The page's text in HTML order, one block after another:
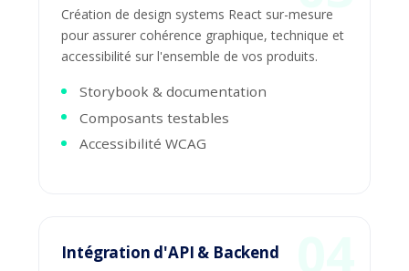
Création de design systems React sur-mesure
pour assurer cohérence graphique, technique et
accessibilité sur l'ensemble de vos produits.
Storybook & documentation
Composants testables
Accessibilité WCAG
Intégration d'API & Backend